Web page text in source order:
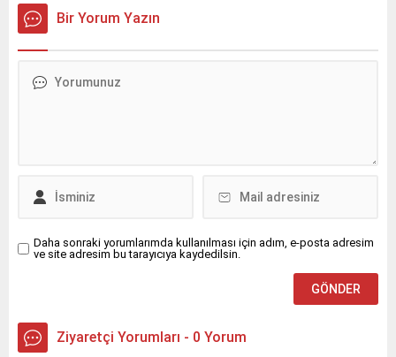
destekleriyle ve 78 Event
organizasyonuyla
Trabzon” ve “Trabzon’u
Bir Yorum Yazın
Daha sonraki yorumlarımda kullanılması için adım, e-posta adresim
ve site adresim bu tarayıcıya kaydedilsin.
Ziyaretçi Yorumları - 0 Yorum